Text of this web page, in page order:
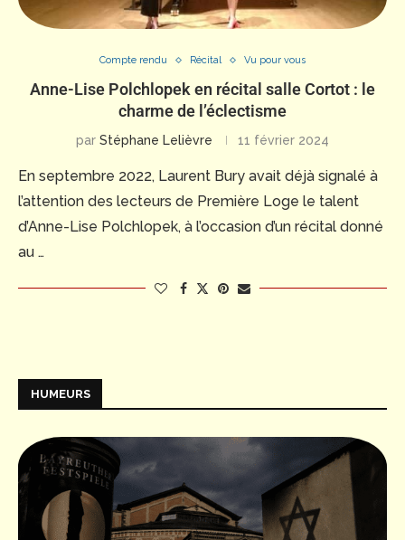
Compte rendu Récital Vu pour vous
Anne-Lise Polchlopek en récital salle Cortot : le
charme de l’éclectisme
par Stéphane Lelièvre 11 février 2024
En septembre 2022, Laurent Bury avait déjà signalé à
l’attention des lecteurs de Première Loge le talent
d’Anne-Lise Polchlopek, à l’occasion d’un récital donné
au …
HUMEURS